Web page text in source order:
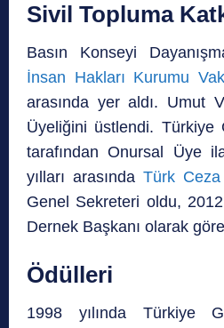
Sivil Topluma
Basın Konseyi
İnsan Hakları Kurumu
arasında yer aldı. Umut
Üyeliğini üstlendi. Türkiye
tarafından Onursal Üye
yılları arasında Türk
Genel Sekreteri oldu,
Dernek Başkanı olarak
Ödülleri
1998 yılında Türkiye